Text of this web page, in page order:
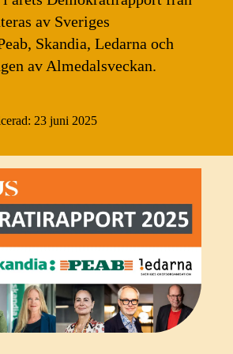
av Sveriges
Skandia, Ledarna och
av Almedalsveckan.
23 juni 2025